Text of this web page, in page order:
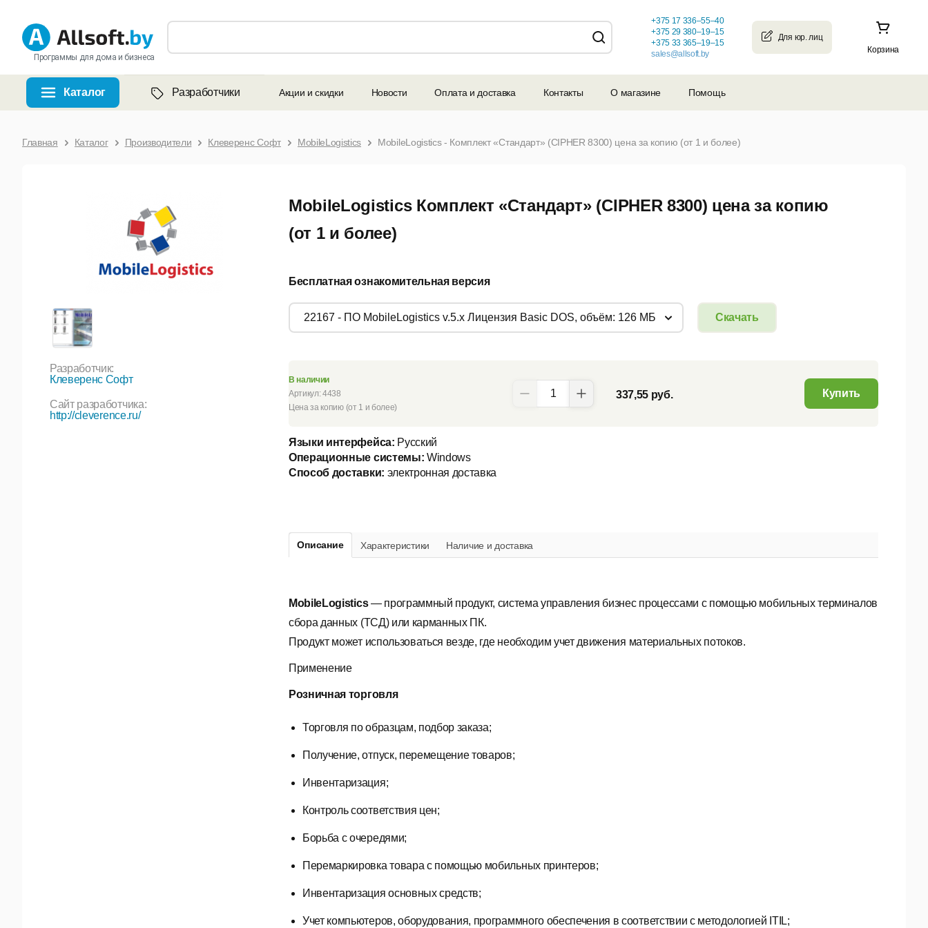
Программы для дома и бизнеса
Корзина
+375 17 336–55–40
+375 29 380–19–15
+375 33 365–19–15
sales@allsoft.by
Каталог Разработчики Акции и скидки Новости Оплата и доставка Контакты О магазине Помощь
Главная Каталог Производители Клеверенс Софт MobileLogistics MobileLogistics - Комплект «Стандарт» (CIPHER 8300) цена за копию (от 1 и более)
MobileLogistics Комплект «Стандарт» (CIPHER 8300) цена за копию
(от 1 и более)
Разработчик:
Клеверенс Софт
Сайт разработчика:
http://cleverence.ru/
Бесплатная ознакомительная версия
Скачать
22167 - ПО MobileLogistics v.5.x Лицензия Basic DOS, объём: 126 МБ
Описание Характеристики Наличие и доставка
MobileLogistics— программный продукт, система управления бизнес процессами с помощью мобильных терминалов
сбора данных (ТСД) или карманных ПК.
Продукт может использоваться везде, где необходим учет движения материальных потоков.
Применение
Розничная торговля
Торговля по образцам, подбор заказа;
Получение, отпуск, перемещение товаров;
Инвентаризация;
Контроль соответствия цен;
Борьба с очередями;
Перемаркировка товара с помощью мобильных принтеров;
Инвентаризация основных средств;
Учет компьютеров, оборудования, программного обеспечения в соответствии с методологией ITIL;
В наличии
Цена за копию (от 1 и более)
Артикул:4438 337,55 руб. Купить
Языки интерфейса: Русский
Операционные системы: Windows
Способ доставки: электронная доставка